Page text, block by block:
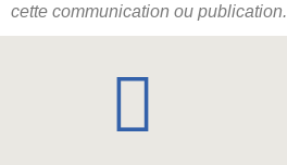
cette communication ou publication.